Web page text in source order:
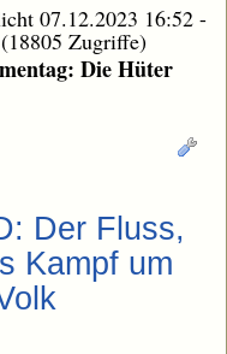
07.12.2023 16:52 -
(18805 Zugriffe)
Die Hüter
Der Fluss,
Kampf um